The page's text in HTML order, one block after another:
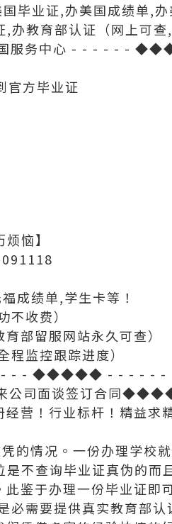
毕业证,办美国成绩单,
办教育部认证（网上可
服务中心 - - - - - -
官方毕业证
恼】
成绩单,学生卡等！
收费）
部留服网站永久可查）
监控跟踪进度）
- - - ◆◆◆◆◆ - - - - - -
公司面谈签订合同
营！行业标杆！精
的情况。一份办理学校
不查询毕业证真伪的而
鉴于办理一份毕业证即
必需要提供真实教育部